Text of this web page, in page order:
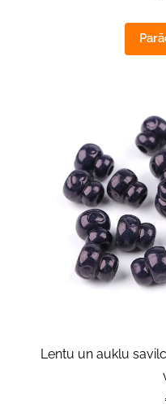
Lentu un auklu